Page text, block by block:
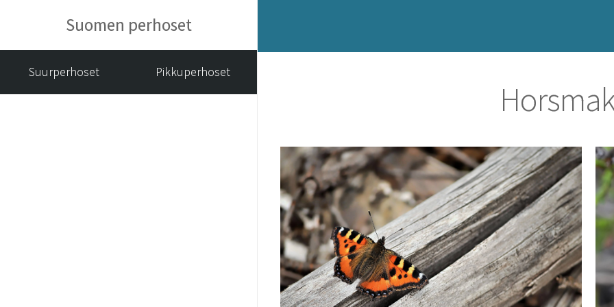
Suomen perhoset
Suurperhoset Pikkuperhoset